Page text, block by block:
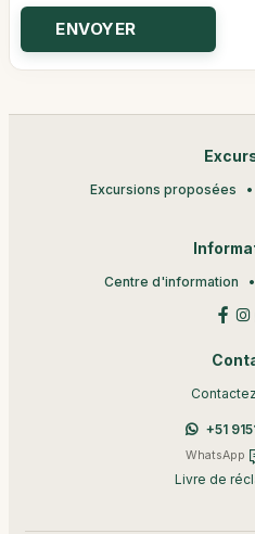
Excursions proposées
Centre d'information
+51
WhatsApp
Livre de